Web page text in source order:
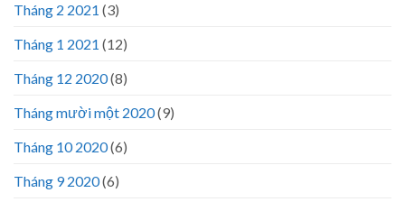
Tháng 2 2021 (3)
Tháng 1 2021 (12)
Tháng 12 2020(8)
Tháng mười một 2020(9)
Tháng 10 2020(6)
Tháng 9 2020(6)